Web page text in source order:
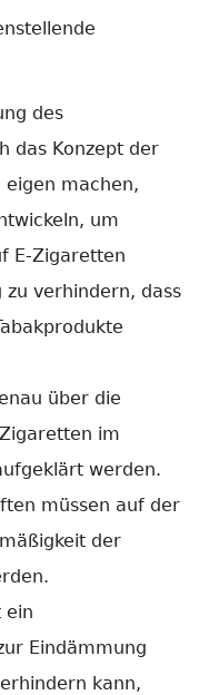
des
das Konzept der
eigen machen,
um
E-Zigaretten
zu verhindern, dass
über die
im
werden.
müssen auf der
der
ein
Eindämmung
kann,